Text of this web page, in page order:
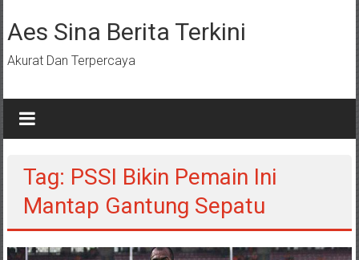
ke
konten
Aes Sina Berita Terkini
Akurat Dan Terpercaya
Tag: PSSI Bikin Pemain Ini
Mantap Gantung Sepatu